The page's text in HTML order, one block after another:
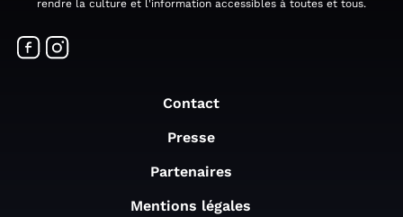
rendre la culture et l'information accessibles à toutes et tous.
Contact
Presse
Partenaires
Mentions légales